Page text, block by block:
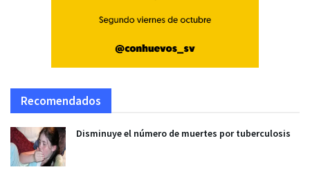
Recomendados
Disminuye el número de muertes por tuberculosis